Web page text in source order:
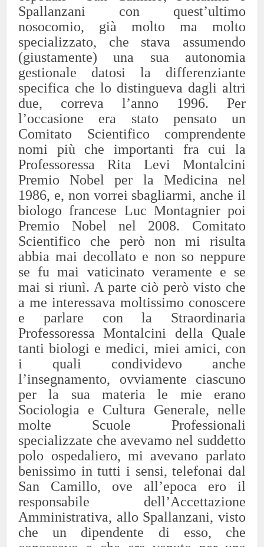
Spallanzani con quest’ultimo
nosocomio, già molto ma molto
specializzato, che stava assumendo
(giustamente) una sua autonomia
gestionale datosi la differenziante
specifica che lo distingueva dagli altri
due, correva l’anno 1996. Per
l’occasione era stato pensato un
Comitato Scientifico comprendente
nomi più che importanti fra cui la
Professoressa Rita Levi Montalcini
Premio Nobel per la Medicina nel
1986, e, non vorrei sbagliarmi, anche il
biologo francese Luc Montagnier poi
Premio Nobel nel 2008. Comitato
Scientifico che però non mi risulta
abbia mai decollato e non so neppure
se fu mai vaticinato veramente e se
mai si riunì. A parte ciò però visto che
a me interessava moltissimo conoscere
e parlare con la Straordinaria
Professoressa Montalcini della Quale
tanti biologi e medici, miei amici, con
i quali condividevo anche
l’insegnamento, ovviamente ciascuno
per la sua materia le mie erano
Sociologia e Cultura Generale, nelle
molte Scuole Professionali
specializzate che avevamo nel suddetto
polo ospedaliero, mi avevano parlato
benissimo in tutti i sensi, telefonai dal
San Camillo, ove all’epoca ero il
responsabile dell’Accettazione
Amministrativa, allo Spallanzani, visto
che un dipendente di esso, che